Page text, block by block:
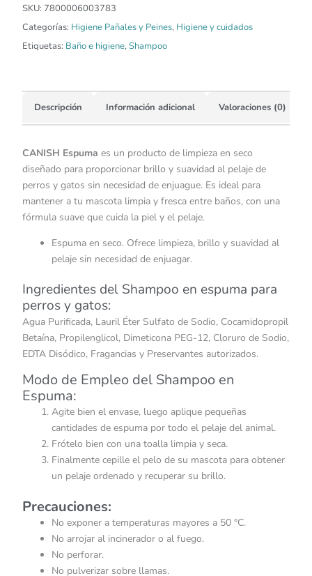
SKU: 7800006003783
Categorías: Higiene Pañales y Peines, Higiene y cuidados
Etiquetas: Baño e higiene,Shampoo
Descripción Información adicional Valoraciones (0)
CANISH Espuma es un producto de limpieza en seco
diseñado para proporcionar brillo y suavidad al pelaje de
perros y gatos sin necesidad de enjuague. Es ideal para
mantener a tu mascota limpia y fresca entre baños, con una
fórmula suave que cuida la piel y el pelaje.
Espuma en seco. Ofrece limpieza, brillo y suavidad al
pelaje sin necesidad de enjuagar.
Ingredientes del Shampoo en espuma para
perros y gatos:
Agua Purificada, Lauril Éter Sulfato de Sodio, Cocamidopropil
Betaína, Propilenglicol, Dimeticona PEG-12, Cloruro de Sodio,
EDTA Disódico, Fragancias y Preservantes autorizados.
Modo de Empleo del Shampoo en
Espuma:
Agite bien el envase, luego aplique pequeñas
cantidades de espuma por todo el pelaje del animal.
Frótelo bien con una toalla limpia y seca.
Finalmente cepille el pelo de su mascota para obtener
un pelaje ordenado y recuperar su brillo.
Precauciones:
No exponer a temperaturas mayores a 50 °C.
No arrojar al incinerador o al fuego.
No perforar.
No pulverizar sobre llamas.